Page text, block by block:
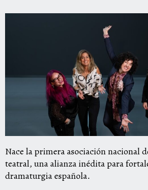
Nace la primera asociación nacional
teatral, una alianza inédita para
dramaturgia española.